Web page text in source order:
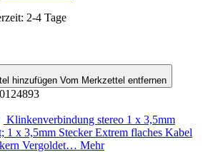
2-4 Tage
hinzufügen Vom Merkzettel entfernen
Klinkenverbindung stereo 1 x 3,5mm
1 x 3,5mm Stecker Extrem flaches Kabel
Vergoldet… Mehr